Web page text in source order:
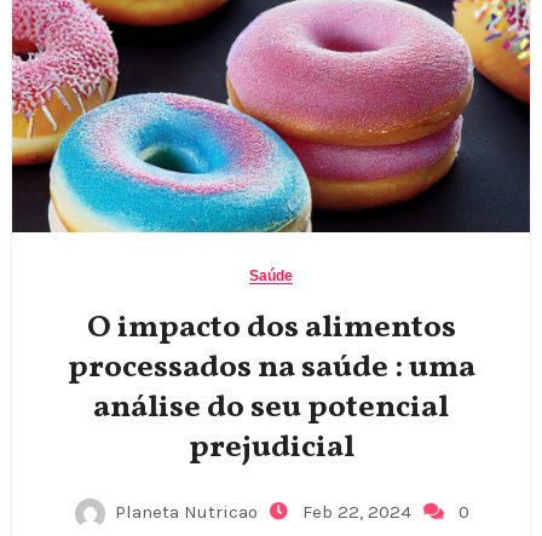
Saúde
O impacto dos alimentos
processados na saúde : uma
análise do seu potencial
prejudicial
Planeta Nutricao Feb 22, 2024
0